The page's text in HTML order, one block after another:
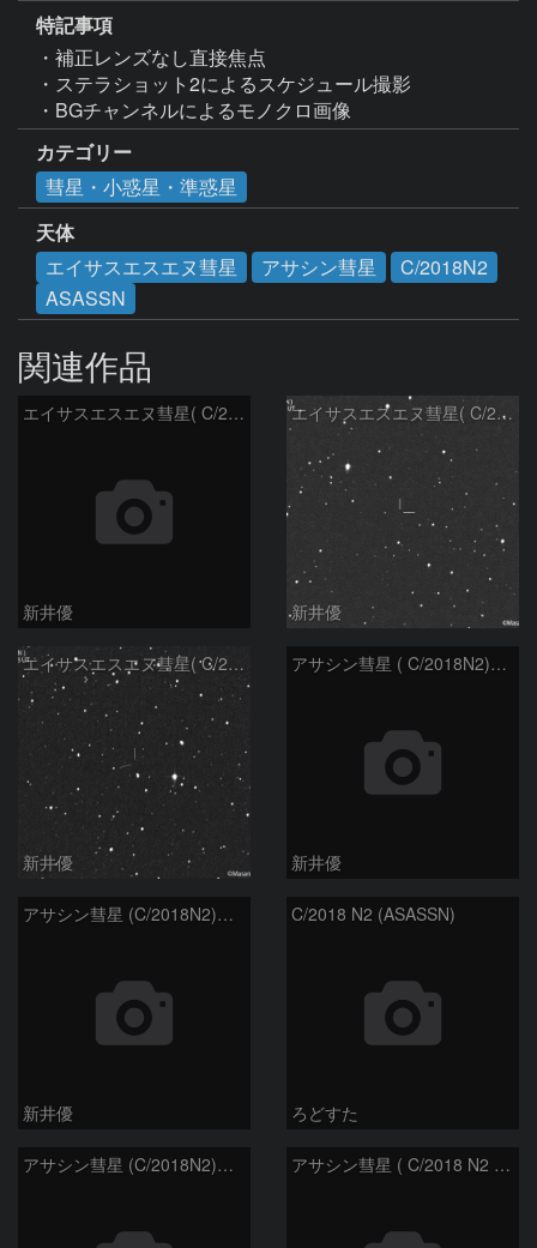
特記事項
・補正レンズなし直接焦点
・ステラショット2によるスケジュール撮影
・BGチャンネルによるモノクロ画像
カテゴリー
彗星・小惑星・準惑星
天体
エイサスエスエヌ彗星
アサシン彗星
C/2018N2
ASASSN
関連作品
エイサスエスエヌ彗星( C/2018N2 )：2022/05/05
新井優
エイサスエスエヌ彗星( C/2018N2 )：2022/03/07
新井優
エイサスエスエヌ彗星( C/2018N2 )：2022/02/07
新井優
アサシン彗星 ( C/2018N2)：2021/04/11
新井優
アサシン彗星 (C/2018N2)：2021/03/24
新井優
C/2018 N2 (ASASSN)
ろどすた
アサシン彗星 (C/2018N2)：2021/01/15 アサシン彗星 ( C/2018 N2 ) :2020/10/24